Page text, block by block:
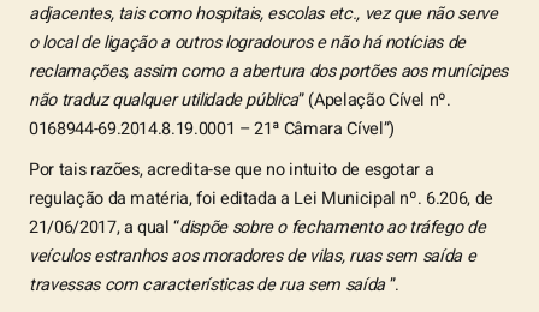
adjacentes, tais como hospitais, escolas etc., vez que não serve
o local de ligação a outros logradouros e não há notícias de
reclamações, assim como a abertura dos portões aos munícipes
não traduz qualquer utilidade pública” (Apelação Cível nº.
0168944-69.2014.8.19.0001 – 21ª Câmara Cível”)
Por tais razões, acredita-se que no intuito de esgotar a
regulação da matéria, foi editada a Lei Municipal nº. 6.206, de
21/06/2017, a qual “dispõe sobre o fechamento ao tráfego de
veículos estranhos aos moradores de vilas, ruas sem saída e
travessas com características de rua sem saída”.